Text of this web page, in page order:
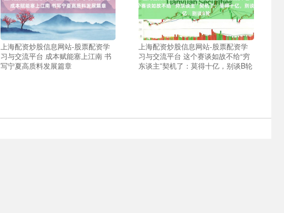
上海配资炒股信息网站-股票配资学
习与交流平台 成本赋能塞上江南 书
写宁夏高质料发展篇章
上海配资炒股信息网站-股票配资学
习与交流平台 这个赛谈如故不给“穷
东谈主”契机了：莫得十亿，别谈B轮